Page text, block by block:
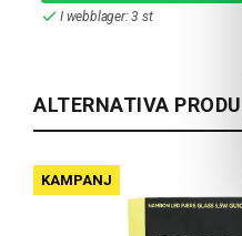
I webblager: 3 st
ALTERNATIVA
KAMPANJ